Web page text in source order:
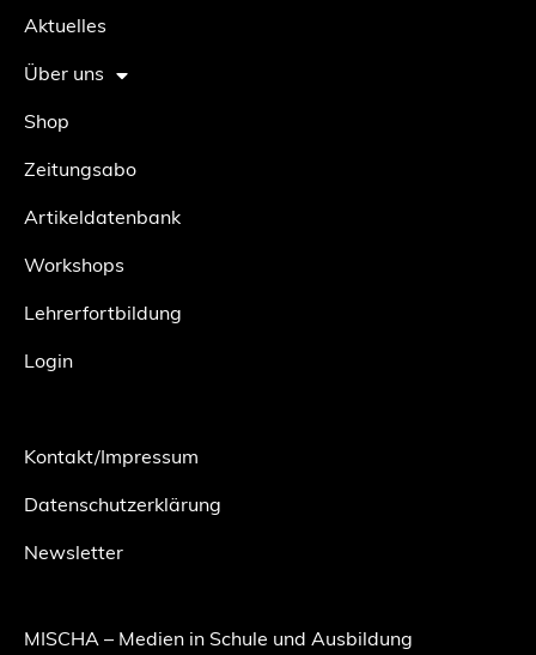
Aktuelles
Über uns
Shop
Zeitungsabo
Artikeldatenbank
Workshops
Lehrerfortbildung
Login
Kontakt/Impressum
Datenschutzerklärung
Newsletter
MISCHA – Medien in Schule und Ausbildung